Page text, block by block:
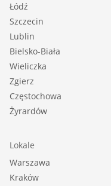
Łódź
Szczecin
Lublin
Bielsko-Biała
Wieliczka
Zgierz
Częstochowa
Żyrardów
Lokale
Warszawa
Kraków